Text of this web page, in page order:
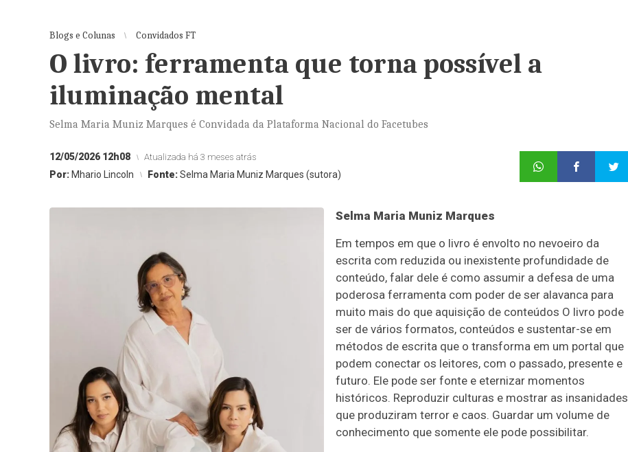
Blogs e Colunas Convidados FT
O livro: ferramenta que torna possível a
iluminação mental
Selma Maria Muniz Marques é Convidada da Plataforma Nacional do Facetubes
12/05/2026 12h08 Atualizada há 3 meses atrás
Por: Mhario Lincoln Fonte:Selma Maria Muniz Marques (sutora)
Selma Maria Muniz Marques
Em tempos em que o livro é envolto no nevoeiro da
escrita com reduzida ou inexistente profundidade de
conteúdo, falar dele é como assumir a defesa de uma
poderosa ferramenta com poder de ser alavanca para
muito mais do que aquisição de conteúdos O livro pode
ser de vários formatos, conteúdos e sustentar-se em
métodos de escrita que o transforma em um portal que
podem conectar os leitores, com o passado, presente e
futuro. Ele pode ser fonte e eternizar momentos
históricos. Reproduzir culturas e mostrar as insanidades
que produziram terror e caos. Guardar um volume de
conhecimento que somente ele pode possibilitar.